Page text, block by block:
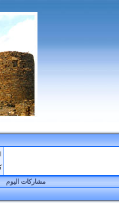
مشاركات اليوم